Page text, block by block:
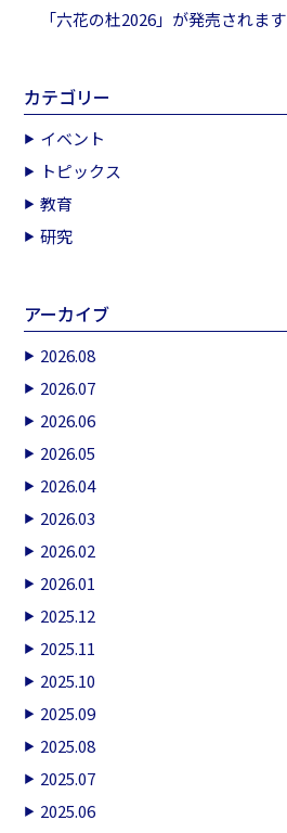
「六花の杜2026」が発売されます
カテゴリー
イベント
トピックス
教育
研究
アーカイブ
2026.08
2026.07
2026.06
2026.05
2026.04
2026.03
2026.02
2026.01
2025.12
2025.11
2025.10
2025.09
2025.08
2025.07
2025.06